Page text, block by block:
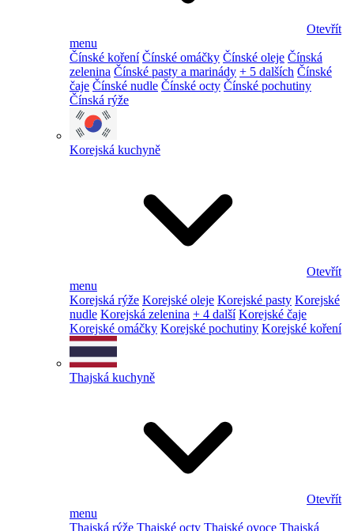
Otevřít
menu
Čínské koření Čínské omáčky Čínské oleje Čínská
zelenina Čínské pasty a marinády + 5 dalších Čínské
čaje Čínské nudle Čínské octy Čínské pochutiny
Čínská rýže
Korejská kuchyně
Otevřít
menu
Korejská rýže Korejské oleje Korejské pasty Korejské
nudle Korejská zelenina + 4 další Korejské čaje
Korejské omáčky Korejské pochutiny Korejské koření
Thajská kuchyně
Otevřít
menu
Thajská rýže Thajské octy Thajské ovoce Thajská